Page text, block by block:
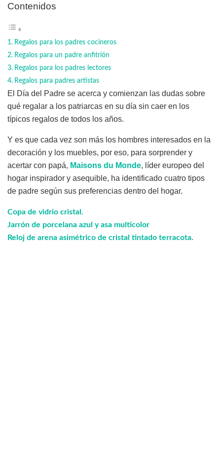
Contenidos
Regalos para los padres cocineros
Regalos para un padre anfitrión
Regalos para los padres lectores
Regalos para padres artistas
El Día del Padre se acerca y comienzan las dudas sobre
qué regalar a los patriarcas en su día sin caer en los
típicos regalos de todos los años.
Y es que cada vez son más los hombres interesados en la
decoración y los muebles, por eso, para sorprender y
acertar con papá, Maisons du Monde, líder europeo del
hogar inspirador y asequible, ha identificado cuatro tipos
de padre según sus preferencias dentro del hogar.
Copa de vidrio cristal.
Jarrón de porcelana azul y asa multicolor
Reloj de arena asimétrico de cristal tintado terracota.